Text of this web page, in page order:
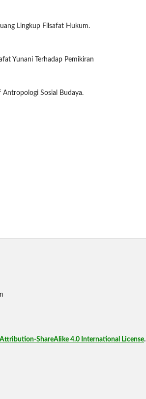
Lingkup Filsafat Hukum.
Yunani Terhadap Pemikiran
Sosial Budaya.
ShareAlike 4.0 International License.